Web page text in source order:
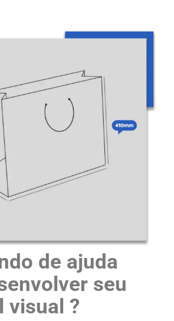
de ajuda
seu
visual ?